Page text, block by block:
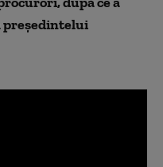
preşedintelui